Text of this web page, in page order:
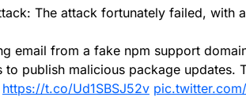
The attack fortunately failed, with
email from a fake npm support
to publish malicious package updates.
https://t.co/Ud1SBSJ52v